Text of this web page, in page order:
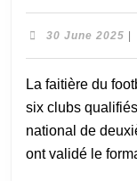
30 June 2025 |
La faitière du football au Togo et les représentants des
six clubs
national de
ont validé le